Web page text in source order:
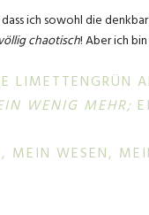
ich sowohl die denkbar
chaotisch! Aber ich
WENIG MEHR;
MEIN WESEN,